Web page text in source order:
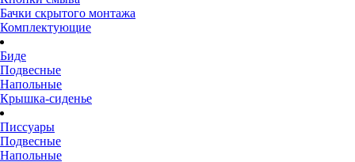
Бачки скрытого монтажа
Комплектующие
Биде
Подвесные
Напольные
Крышка-сиденье
Писсуары
Подвесные
Напольные